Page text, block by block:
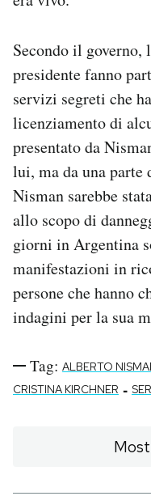
Secondo il governo,
presidente fanno
servizi segreti che
licenziamento di
presentato da
lui, ma da una
Nisman sarebbe
allo scopo di
giorni in Argentina
manifestazioni in
persone che hanno
indagini per la sua
Tag: ALBERTO
CRISTINA KIRCHNER -